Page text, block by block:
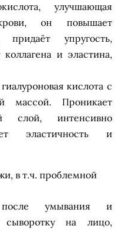
улучшающая
он повышает
упругость,
коллагена и эластина,
кислота с
массой. Проникает
слой, интенсивно
эластичность и
в т.ч. проблемной
умывания и
сыворотку на лицо,